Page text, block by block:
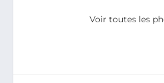
Voir toutes les